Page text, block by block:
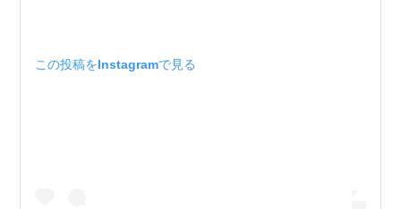
この投稿をInstagramで見る